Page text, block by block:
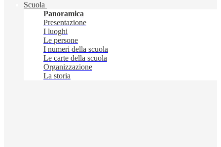
Scuola
Panoramica
Presentazione
I luoghi
Le persone
I numeri della scuola
Le carte della scuola
Organizzazione
La storia